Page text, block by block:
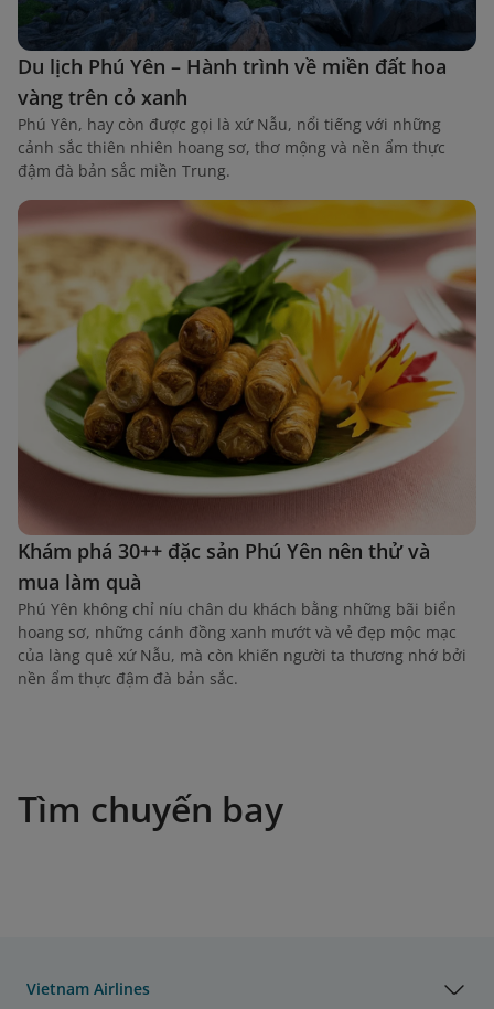
Du lịch Phú Yên – Hành trình về miền đất hoa
vàng trên cỏ xanh
Phú Yên, hay còn được gọi là xứ Nẫu, nổi tiếng với những
cảnh sắc thiên nhiên hoang sơ, thơ mộng và nền ẩm thực
đậm đà bản sắc miền Trung.
Khám phá 30++ đặc sản Phú Yên nên thử và
mua làm quà
Phú Yên không chỉ níu chân du khách bằng những bãi biển
hoang sơ, những cánh đồng xanh mướt và vẻ đẹp mộc mạc
của làng quê xứ Nẫu, mà còn khiến người ta thương nhớ bởi
nền ẩm thực đậm đà bản sắc.
Tìm chuyến bay
Vietnam Airlines